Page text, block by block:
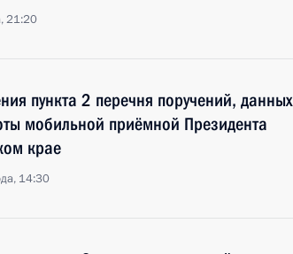
21:20
пункта 2 перечня поручений, данных
мобильной приёмной Президента
крае
14:30